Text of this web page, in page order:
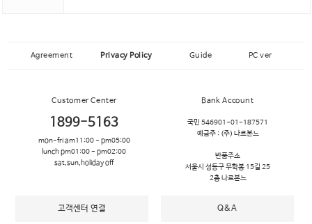
Agreement Privacy Policy Guide PC ver
Customer Center
1899-5163
mon-fri am11:00 - pm05:00
lunch pm01:00 - pm02:00
sat,sun,holiday off
Bank Account
국민 546901-01-187571
예금주 : (주) 나르본느
반품주소
서울시 성동구 무학봉 15길 25
2층 나르본느
고객센터 연결 Q&A